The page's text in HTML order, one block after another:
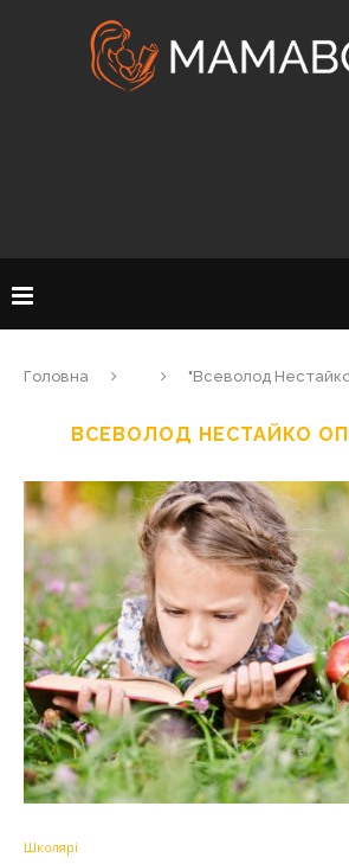
Головна "Всеволод
ВСЕВОЛОД НЕСТАЙКО
Школярі